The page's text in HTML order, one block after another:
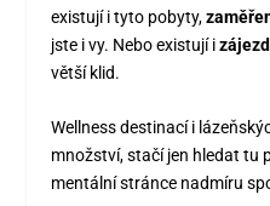
existují i tyto pobyty,
jste i vy. Nebo existují i
větší klid.
Wellness destinací i
množství, stačí jen hledat tu
mentální stránce nadmíru